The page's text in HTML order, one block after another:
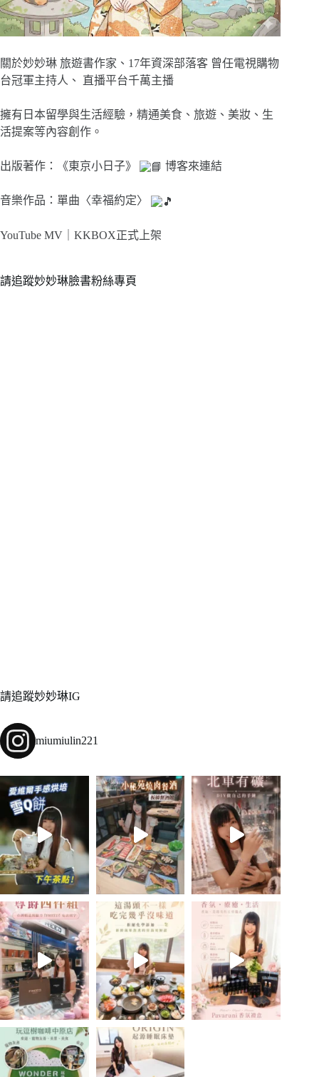
關於妙妙琳 旅遊書作家、17年資深部落客 曾任電視購物
台冠軍主持人、 直播平台千萬主播
擁有日本留學與生活經驗，精通美食、旅遊、美妝、生
活提案等內容創作。
出版著作：《東京小日子》 博客來連結
音樂作品：單曲〈幸福約定〉
YouTube MV｜ KKBOX正式上架
請追蹤妙妙琳臉書粉絲專頁
請追蹤妙妙琳IG
miumiulin221